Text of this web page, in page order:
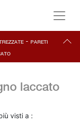
- PARETI
laccato
visti a :